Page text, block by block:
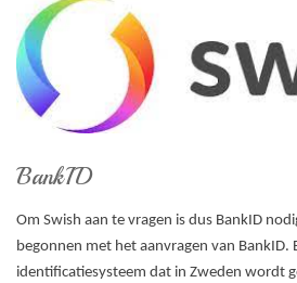
BankID
Om Swish aan te vragen is dus BankID
begonnen met het aanvragen van BankID.
identificatiesysteem dat in Zweden wordt